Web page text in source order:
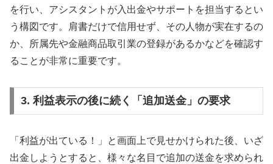
を行い、アシスタントが入出金やサポートを担当するとい
う構図です。肩書だけで信用せず、その人物が実在するの
か、所属先や金融商品取引業の登録があるかなどを確認す
ることが非常に重要です。
3. 利益表示の後に続く「追加送金」の要求
「利益が出ている！」と画面上で見せかけられた後、いざ
出金しようとすると、様々な名目で追加の送金を求められ